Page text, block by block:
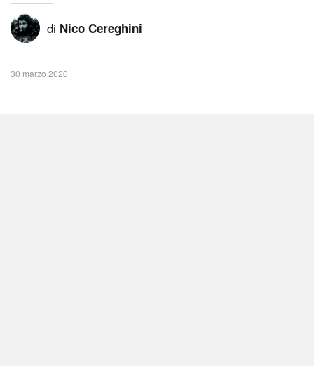
di Nico Cereghini
30 marzo 2020